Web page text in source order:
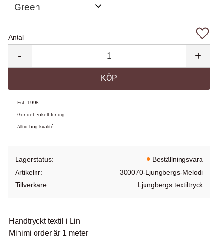
Antal
+
-
KÖP
Est. 1998
Gör det enkelt för dig
Alltid hög kvalité
Lagerstatus
Beställningsvara
Artikelnr
300070-Ljungbergs-Melodi
Tillverkare
Ljungbergs textiltryck
Handtryckt textil i Lin
Minimi order är 1 meter